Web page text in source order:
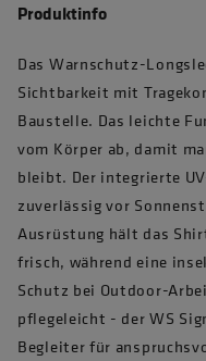
Produktinfo
Das Warnschutz-
Sichtbarkeit mit
Baustelle. Das leichte
vom Körper ab, damit
bleibt. Der integrierte
zuverlässig vor
Ausrüstung hält das
frisch, während eine
Schutz bei Outdoor-
pflegeleicht - der WS
Begleiter für